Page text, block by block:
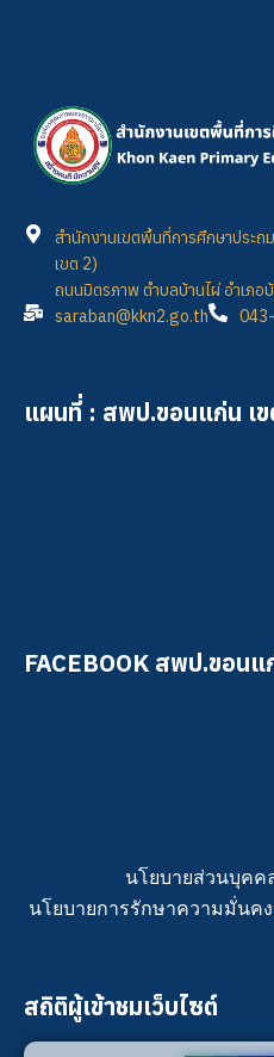
สำนักงานเขตพื้นที่การศึกษาประ
เขต 2)
ถนนมิตรภาพ ตำบลบ้านไผ่ อำเภ
saraban@kkn2.go.th
แผนที่ : สพป.ขอนแก่น เ
FACEBOOK สพป.ขอนแ
นโยบายส่วนบุคค
นโยบายการรักษาความมั่นค
สถิติผู้เข้าชมเว็บไซต์